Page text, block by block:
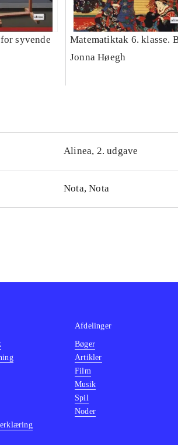
syvende
Matematiktak 6. klasse.
Jonna Høegh
Alinea, 2. udgave
Nota, Nota
Afdelinger
Bøger
Artikler
Film
Musik
Spil
Noder